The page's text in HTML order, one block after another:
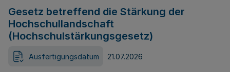
Gesetz betreffend die Stärkung der
Hochschullandschaft
(Hochschulstärkungsgesetz)
Ausfertigungsdatum 21.07.2026